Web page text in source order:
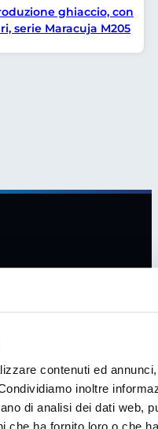
contenuti ed
inoltre
di analisi dei dati web,
ghiaccio, con
serie Maracuja M205